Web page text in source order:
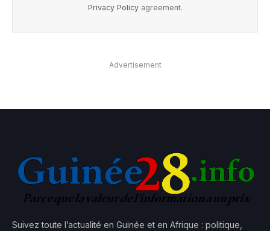
Privacy Policyagreement.
Advertisement
Suivez toute l’actualité en Guinée et en Afrique : politique,